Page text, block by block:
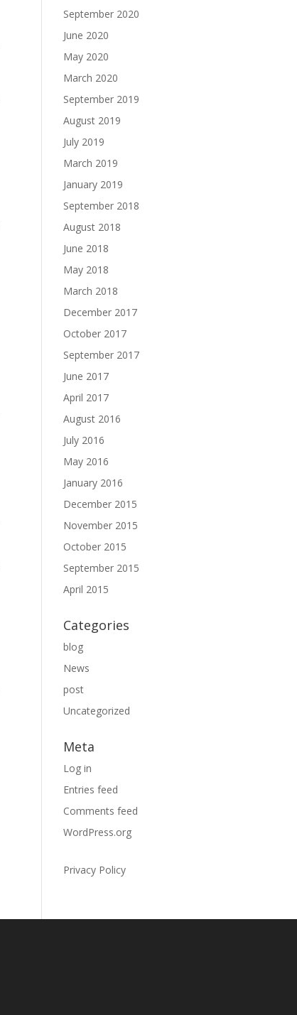
September 2020
June 2020
May 2020
March 2020
September 2019
August 2019
July 2019
March 2019
January 2019
September 2018
August 2018
June 2018
May 2018
March 2018
December 2017
October 2017
September 2017
June 2017
April 2017
August 2016
July 2016
May 2016
January 2016
December 2015
November 2015
October 2015
September 2015
April 2015
Categories
blog
News
post
Uncategorized
Meta
Log in
Entries feed
Comments feed
WordPress.org
Privacy Policy